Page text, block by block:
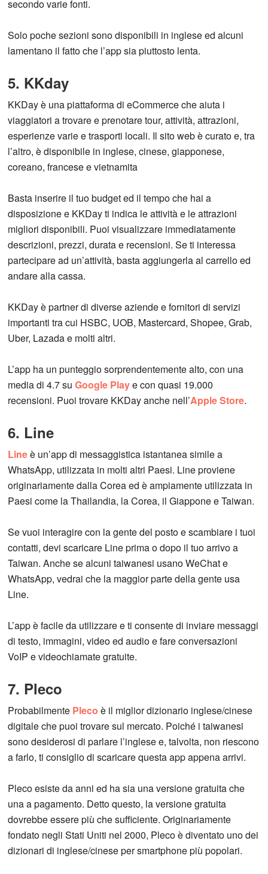
secondo varie fonti.
Solo poche sezioni sono disponibili in inglese ed alcuni
lamentano il fatto che l’app sia piuttosto lenta.
5. KKday
KKDay è una piattaforma di eCommerce che aiuta i
viaggiatori a trovare e prenotare tour, attività, attrazioni,
esperienze varie e trasporti locali. Il sito web è curato e, tra
l’altro, è disponibile in inglese, cinese, giapponese,
coreano, francese e vietnamita
Basta inserire il tuo budget ed il tempo che hai a
disposizione e KKDay ti indica le attività e le attrazioni
migliori disponibili. Puoi visualizzare immediatamente
descrizioni, prezzi, durata e recensioni. Se ti interessa
partecipare ad un’attività, basta aggiungerla al carrello ed
andare alla cassa.
KKDay è partner di diverse aziende e fornitori di servizi
importanti tra cui HSBC, UOB, Mastercard, Shopee, Grab,
Uber, Lazada e molti altri.
L’app ha un punteggio sorprendentemente alto, con una
media di 4.7 suGoogle Playe con quasi 19.000
recensioni. Puoi trovare KKDay anche nell’Apple Store.
6. Line
Lineè un’app di messaggistica istantanea simile a
WhatsApp, utilizzata in molti altri Paesi. Line proviene
originariamente dalla Corea ed è ampiamente utilizzata in
Paesi come la Thailandia, la Corea, il Giappone e Taiwan.
Se vuoi interagire con la gente del posto e scambiare i tuoi
contatti, devi scaricare Line prima o dopo il tuo arrivo a
Taiwan. Anche se alcuni taiwanesi usano WeChat e
WhatsApp, vedrai che la maggior parte della gente usa
Line.
L’app è facile da utilizzare e ti consente di inviare messaggi
di testo, immagini, video ed audio e fare conversazioni
VoIP e videochiamate gratuite.
7. Pleco
Probabilmente Pleco è il miglior dizionario inglese/cinese
digitale che puoi trovare sul mercato. Poiché i taiwanesi
sono desiderosi di parlare l’inglese e, talvolta, non riescono
a farlo, ti consiglio di scaricare questa app appena arrivi.
Pleco esiste da anni ed ha sia una versione gratuita che
una a pagamento. Detto questo, la versione gratuita
dovrebbe essere più che sufficiente. Originariamente
fondato negli Stati Uniti nel 2000, Pleco è diventato uno dei
dizionari di inglese/cinese per smartphone più popolari.